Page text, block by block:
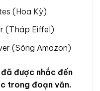
(Hoa Kỳ)
(Tháp Eiffel)
(Sông Amazon)
được nhắc đến
trong đoạn văn.